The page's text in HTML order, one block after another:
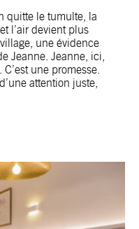
quitte le tumulte, la
l’air devient plus
une évidence
Jeanne. Jeanne, ici,
une promesse.
attention juste,